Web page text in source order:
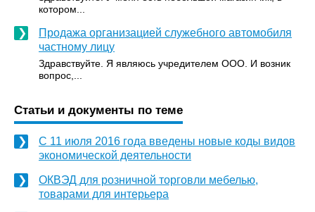
котором...
Продажа организацией служебного автомобиля
частному лицу
Здравствуйте. Я являюсь учредителем ООО. И возник
вопрос,...
Статьи и документы по теме
С 11 июля 2016 года введены новые коды видов
экономической деятельности
ОКВЭД для розничной торговли мебелью,
товарами для интерьера